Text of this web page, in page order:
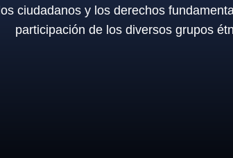
los ciudadanos y los derechos
participación de los diversos grupos